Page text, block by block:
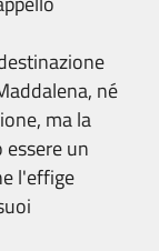
né
ma la
un
l'effige